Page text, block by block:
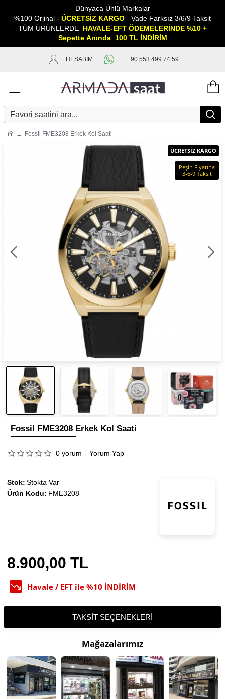
Dünyaca Ünlü Markalar
%100 Orjinal - ÜCRETSİZ KARGO - Vade Farksız 3/6/9 Taksit
TÜM ÜRÜNLERDE HAVALE-EFT ÖDEMELERİNDE %10 +
Sepette Anında 100 TL İNDİRİM
HESABIM +90 553 499 74 59
Fossil FME3208 Erkek Kol Saati
ÜCRETSİZ KARGO
Peşin Fiyatına
3-6-9 Taksit
Fossil FME3208 Erkek Kol Saati
0 yorum - Yorum Yap
8.900,00 TL
Havale / EFT ile %10 İNDİRİM
Stok: Stokta Var
Ürün Kodu: FME3208
TAKSIT SEÇENEKLERI
Mağazalarımız